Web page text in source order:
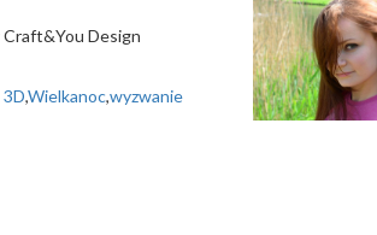
Craft&You Design
,Wielkanoc,wyzwanie